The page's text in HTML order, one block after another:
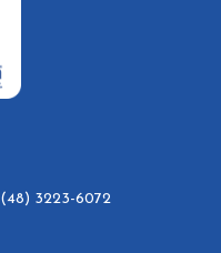
(48) 3223-6072